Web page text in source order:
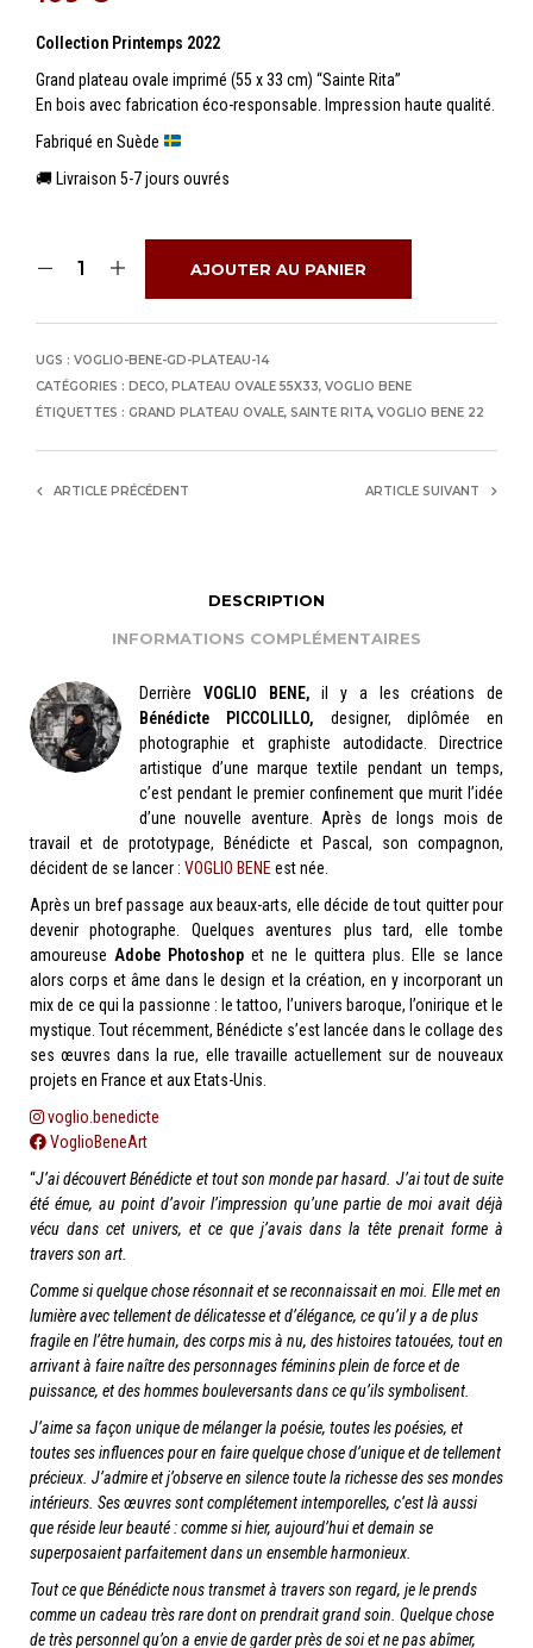
Collection Printemps 2022
Grand plateau ovale imprimé (55 x 33 cm) “Sainte Rita”
En bois avec fabrication éco-responsable. Impression haute qualité.
Fabriqué en Suède
🚚 Livraison 5-7 jours ouvrés
AJOUTER AU PANIER
UGS : VOGLIO-BENE-GD-PLATEAU-14
CATÉGORIES : DECO, PLATEAU OVALE 55X33, VOGLIO BENE
ÉTIQUETTES : GRAND PLATEAU OVALE, SAINTE RITA, VOGLIO BENE 22
ARTICLE PRÉCÉDENT ARTICLE SUIVANT
DESCRIPTION
INFORMATIONS COMPLÉMENTAIRES
Derrière VOGLIO BENE,il y a les créations de
Bénédicte PICCOLILLO, designer, diplômée en
photographie et graphiste autodidacte. Directrice
artistique d’une marque textile pendant un temps,
c’est pendant le premier confinement que murit l’idée
d’une nouvelle aventure. Après de longs mois de
travail et de prototypage, Bénédicte et Pascal, son compagnon,
décident de se lancer : VOGLIO BENE est née.
Après un bref passage aux beaux-arts, elle décide de tout quitter pour
devenir photographe. Quelques aventures plus tard, elle tombe
amoureuse Adobe Photoshop et ne le quittera plus. Elle se lance
alors corps et âme dans le design et la création, en y incorporant un
mix de ce qui la passionne : le tattoo, l’univers baroque, l’onirique et le
mystique. Tout récemment, Bénédicte s’est lancée dans le collage des
ses œuvres dans la rue, elle travaille actuellement sur de nouveaux
projets en France et aux Etats-Unis.
voglio.benedicte
VoglioBeneArt
“J’ai découvert Bénédicte et tout son monde par hasard. J’ai tout de suite
été émue, au point d’avoir l’impression qu’une partie de moi avait déjà
vécu dans cet univers, et ce que j’avais dans la tête prenait forme à
travers son art.
Comme si quelque chose résonnait et se reconnaissait en moi. Elle met en
lumière avec tellement de délicatesse et d’élégance, ce qu’il y a de plus
fragile en l’être humain, des corps mis à nu, des histoires tatouées, tout en
arrivant à faire naître des personnages féminins plein de force et de
puissance, et des hommes bouleversants dans ce qu’ils symbolisent.
J’aime sa façon unique de mélanger la poésie, toutes les poésies, et
toutes ses influences pour en faire quelque chose d’unique et de tellement
précieux. J’admire et j’observe en silence toute la richesse des ses mondes
intérieurs. Ses œuvres sont complétement intemporelles, c’est là aussi
que réside leur beauté : comme si hier, aujourd’hui et demain se
superposaient parfaitement dans un ensemble harmonieux.
Tout ce que Bénédicte nous transmet à travers son regard, je le prends
comme un cadeau très rare dont on prendrait grand soin. Quelque chose
de très personnel qu’on a envie de garder près de soi et ne pas abîmer,